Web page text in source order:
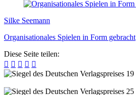
Silke Seemann
Organisationales Spielen in Form gebracht
Diese Seite teilen:
    